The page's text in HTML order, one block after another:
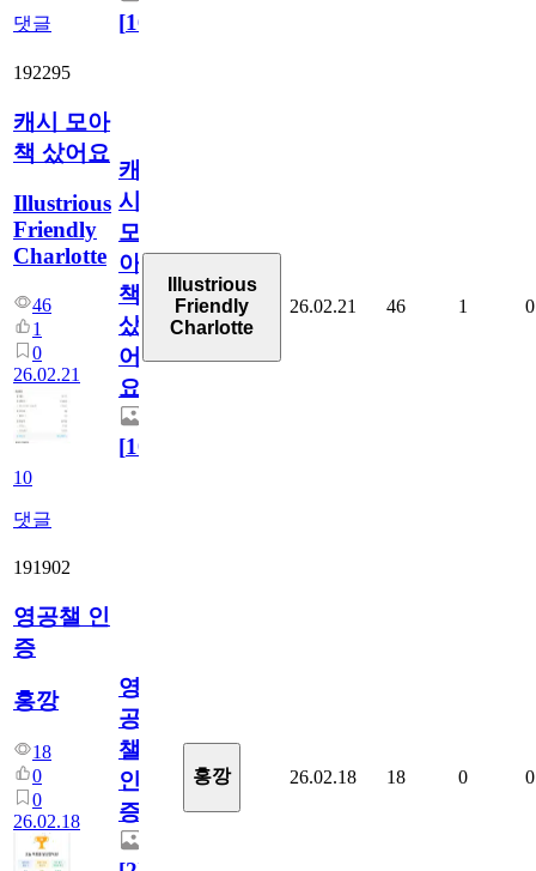
댓글 [16
192295
캐시 모아
책 샀어요
Illustrious
Friendly
Charlotte
46
1
0
26.02.21
10
댓글
캐
시
모
아
책
샀
어
요
[10
Illustrious
Friendly
Charlotte
26.02.21 46 1 0
191902
영공챌 인
증
홍깡
18
0
0
26.02.18
영
공
챌
인
증
홍깡 26.02.18 18 0 0